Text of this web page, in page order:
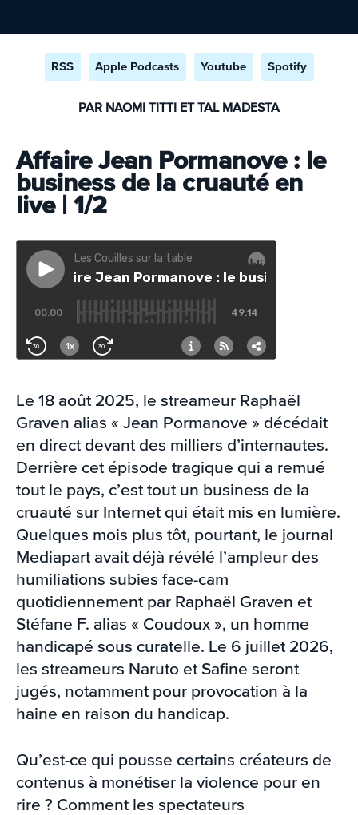
RSS Apple Podcasts Youtube Spotify
PAR NAOMI TITTI ET TAL MADESTA
Affaire Jean Pormanove : le
business de la cruauté en
live | 1/2
Le 18 août 2025, le streameur Raphaël
Graven alias « Jean Pormanove » décédait
en direct devant des milliers d’internautes.
Derrière cet épisode tragique qui a remué
tout le pays, c’est tout un business de la
cruauté sur Internet qui était mis en lumière.
Quelques mois plus tôt, pourtant, le journal
Mediapart avait déjà révélé l’ampleur des
humiliations subies face-cam
quotidiennement par Raphaël Graven et
Stéfane F. alias « Coudoux », un homme
handicapé sous curatelle. Le 6 juillet 2026,
les streameurs Naruto et Safine seront
jugés, notamment pour provocation à la
haine en raison du handicap.
Qu’est-ce qui pousse certains créateurs de
contenus à monétiser la violence pour en
rire ? Comment les spectateurs